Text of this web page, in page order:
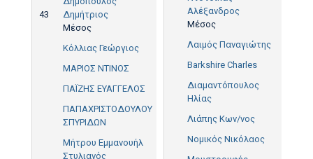
43
Δημήτριος
Μέσος
Κόλλιας Γεώργιος
ΜΑΡΙΟΣ ΝΤΙΝΟΣ
ΠΑΪΖΗΣ ΕΥΑΓΓΕΛΟΣ
ΠΑΠΑΧΡΙΣΤΟΔΟΥΛΟΥ
ΣΠΥΡΙΔΩΝ
Μήτρου Εμμανουήλ
Στυλιανός
Αλέξανδρος
Μέσος
Λαιμός Παναγιώτης
Barkshire Charles
Διαμαντόπουλος
Ηλίας
Λιάπης Κων/νος
Νομικός Νικόλαος